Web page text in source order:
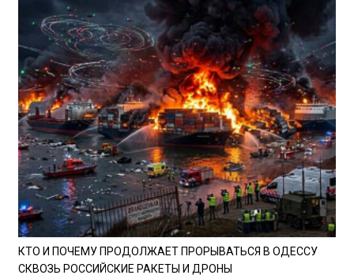
КТО И ПОЧЕМУ ПРОДОЛЖАЕТ ПРОРЫВАТЬСЯ В ОДЕССУ
СКВОЗЬ РОССИЙСКИЕ РАКЕТЫ И ДРОНЫ